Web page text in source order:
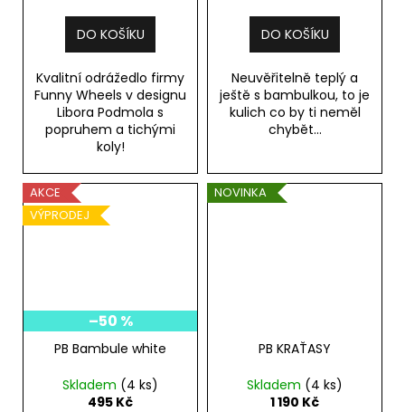
DO KOŠÍKU
Kvalitní odrážedlo firmy
Funny Wheels v designu
Libora Podmola s
popruhem a tichými
koly!
DO KOŠÍKU
Neuvěřitelně teplý a
ještě s bambulkou, to je
kulich co by ti neměl
chybět...
AKCE
VÝPRODEJ
–50 %
PB Bambule white
Skladem (4 ks)
495 Kč
NOVINKA
PB KRAŤASY
Skladem (4 ks)
1 190 Kč